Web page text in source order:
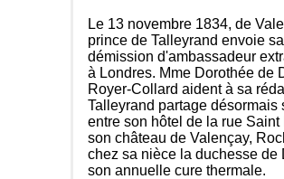
Le 13 novembre 1834, de
prince de Talleyrand envoie
démission d'ambassadeur
à Londres. Mme Dorothée de
Royer-Collard aident à sa
Talleyrand partage désormais
entre son hôtel de la rue Saint
son château de Valençay,
chez sa nièce la duchesse de
son annuelle cure thermale.